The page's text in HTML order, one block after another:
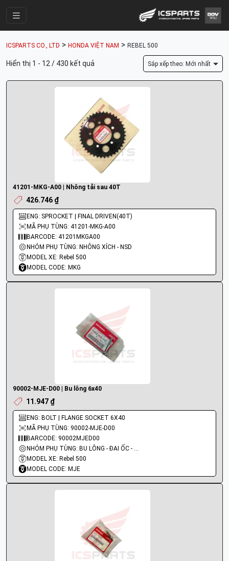
Parts Catalogue
Nhóm Phụ Tùng
Tài khoản
ICSPARTS CO., LTD > HONDA VIỆT NAM > REBEL 500
Hiển thị 1 - 12 / 430 kết quả Sắp xếp theo: Mới nhất
41201-MKG-A00 | Nhông tải sau 40T
426.746 ₫
ENG: SPROCKET | FINAL DRIVEN(40T)
MÃ PHỤ TÙNG: 41201-MKG-A00
BARCODE: 41201MKGA00
NHÓM PHỤ TÙNG: NHÔNG XÍCH - NSD
MODEL XE: Rebel 500
MODEL CODE: MKG
90002-MJE-D00 | Bu lông 6x40
11.947 ₫
ENG: BOLT | FLANGE SOCKET 6X40
MÃ PHỤ TÙNG: 90002-MJE-D00
BARCODE: 90002MJED00
NHÓM PHỤ TÙNG: BU LÔNG - ĐAI ỐC - VÍT
MODEL XE: Rebel 500
MODEL CODE: MJE